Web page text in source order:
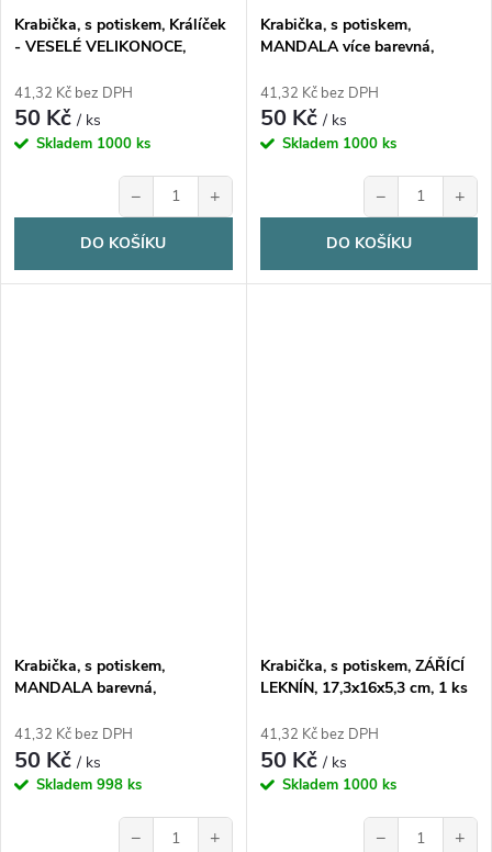
Krabička, s potiskem, Králíček
- VESELÉ VELIKONOCE,
41,32 Kč bez DPH
50 Kč/ ks
Skladem 1000 ks
− +
DO KOŠÍKU
Krabička, s potiskem,
MANDALA více barevná,
41,32 Kč bez DPH
50 Kč/ ks
Skladem 1000 ks
− +
DO KOŠÍKU
Krabička, s potiskem,
MANDALA barevná,
41,32 Kč bez DPH
50 Kč/ ks
Skladem 998 ks
− +
Krabička, s potiskem, ZÁŘÍCÍ
LEKNÍN, 17,3x16x5,3 cm, 1 ks
41,32 Kč bez DPH
50 Kč/ ks
Skladem 1000 ks
− +